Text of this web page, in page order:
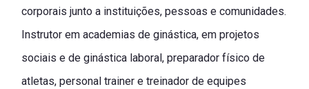
corporais junto a instituições, pessoas e comunidades.
Instrutor em academias de ginástica, em projetos
sociais e de ginástica laboral, preparador físico de
atletas, personal trainer e treinador de equipes